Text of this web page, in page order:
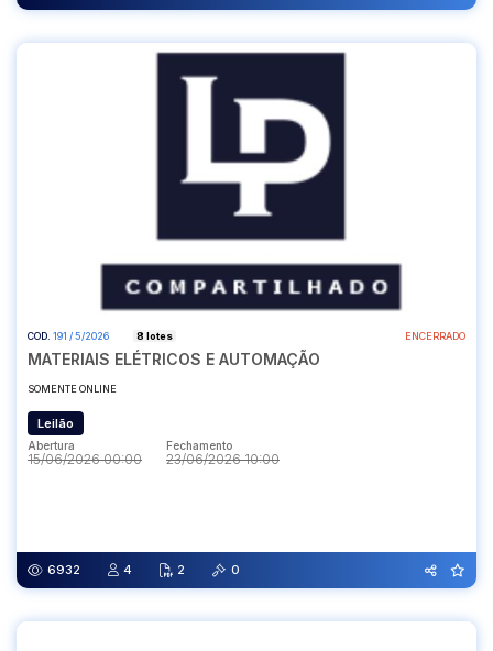
COD. 191 / 5/2026 8 lotes ENCERRADO
MATERIAIS ELÉTRICOS E AUTOMAÇÃO
SOMENTE ONLINE
Leilão
Abertura
15/06/2026 00:00
Fechamento
23/06/2026 10:00
6932 4 2 0